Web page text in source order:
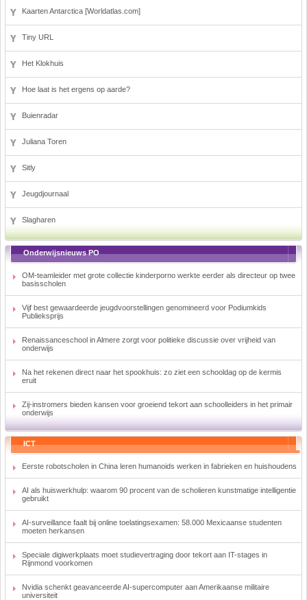
Kaarten Antarctica [Worldatlas.com]
Tiny URL
Het Klokhuis
Hoe laat is het ergens op aarde?
Buienradar
Juliana Toren
Sitly
Jeugdjournaal
Slagharen
Onderwijsnieuws PO
OM-teamleider met grote collectie kinderporno werkte eerder als directeur op twee
basisscholen
Vijf best gewaardeerde jeugdvoorstellingen genomineerd voor Podiumkids
Publieksprijs
Renaissanceschool in Almere zorgt voor politieke discussie over vrijheid van
onderwijs
Na het rekenen direct naar het spookhuis: zo ziet een schooldag op de kermis
eruit
Zij-instromers bieden kansen voor groeiend tekort aan schoolleiders in het primair
onderwijs
ICT
Eerste robotscholen in China leren humanoids werken in fabrieken en huishoudens
AI als huiswerkhulp: waarom 90 procent van de scholieren kunstmatige intelligentie
gebruikt
AI-surveillance faalt bij online toelatingsexamen: 58.000 Mexicaanse studenten
moeten herkansen
Speciale digiwerkplaats moet studievertraging door tekort aan IT-stages in
Rijnmond voorkomen
Nvidia schenkt geavanceerde AI-supercomputer aan Amerikaanse militaire
universiteit